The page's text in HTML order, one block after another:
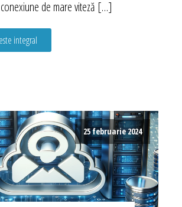
de mare viteză […]
integral
25 februarie 2024